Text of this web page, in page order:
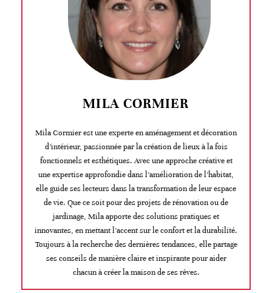
MILA CORMIER
Mila Cormier est une experte en aménagement et décoration
d’intérieur, passionnée par la création de lieux à la fois
fonctionnels et esthétiques. Avec une approche créative et
une expertise approfondie dans l’amélioration de l’habitat,
elle guide ses lecteurs dans la transformation de leur espace
de vie. Que ce soit pour des projets de rénovation ou de
jardinage, Mila apporte des solutions pratiques et
innovantes, en mettant l’accent sur le confort et la durabilité.
Toujours à la recherche des dernières tendances, elle partage
ses conseils de manière claire et inspirante pour aider
chacun à créer la maison de ses rêves.